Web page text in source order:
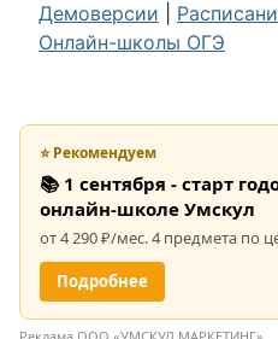
Демоверсии
Онлайн-школы ОГЭ
⭐ Рекомендуем
📚 1 сентября - старт
онлайн-школе Умскул
от 4 290 ₽/мес. 4 предмета по
Подробнее